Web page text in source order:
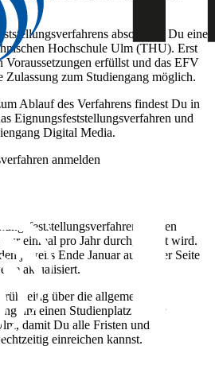
absolvierst Du eine
Hochschule Ulm (THU). Erst
erfüllst und das EFV
Zulassung zum Studiengang möglich.
Ablauf des Verfahrens findest Du in
Eignungsfeststellungsverfahren und
Digital Media.
anmelden
für den
einmal pro Jahr durchgeführt wird.
jeweils Ende Januar auf dieser Seite
aktualisiert.
über die allgemeinen
um einen Studienplatz an der
damit Du alle Fristen und
einreichen kannst.